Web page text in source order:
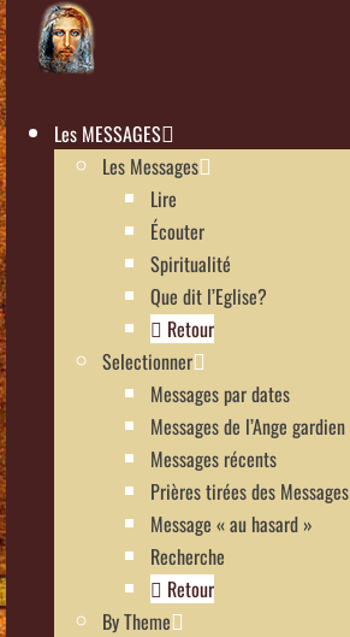
Les MESSAGES
Les Messages
Lire
Écouter
Spiritualité
Que dit l’Eglise?
Retour
Selectionner
Messages par dates
Messages de l’Ange gardien
Messages récents
Prières tirées des Messages
Message « au hasard »
Recherche
Retour
By Theme